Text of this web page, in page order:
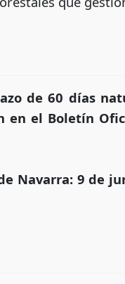
de 60 días
en el Boletín
Navarra: 9 de